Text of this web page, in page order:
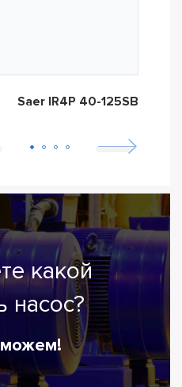
Saer IR4P 40-125SB
какой
насос?